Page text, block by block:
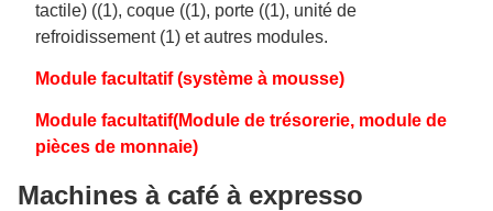
tactile) ((1), coque ((1), porte ((1), unité de
refroidissement (1) et autres modules.
Module facultatif (système à mousse)
Module facultatif(Module de trésorerie, module de
pièces de monnaie)
Machines à café à expresso